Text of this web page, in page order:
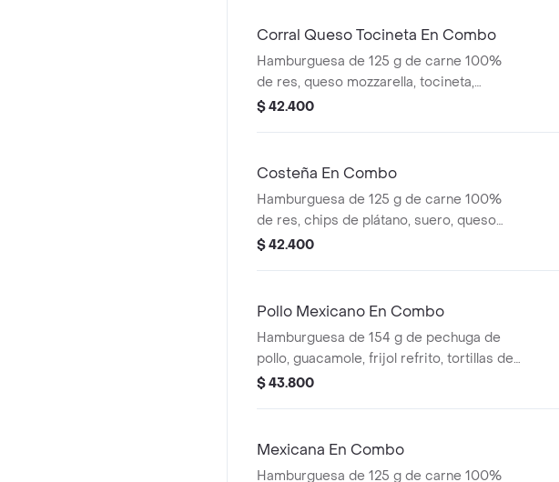
Corral Queso Tocineta En Combo
Hamburguesa de 125 g de carne 100%
de res, queso mozzarella, tocineta,
tomate en rodajas, cebolla en rodajas,
$ 42.400
Costeña En Combo
Hamburguesa de 125 g de carne 100%
de res, chips de plátano, suero, queso
costeño rallado y salsa blanca en pan
$ 42.400
Pollo Mexicano En Combo
Hamburguesa de 154 g de pechuga de
pollo, guacamole, frijol refrito, tortillas de
maíz, tomate, lechuga y salsa blanca +
$ 43.800
Mexicana En Combo
Hamburguesa de 125 g de carne 100%